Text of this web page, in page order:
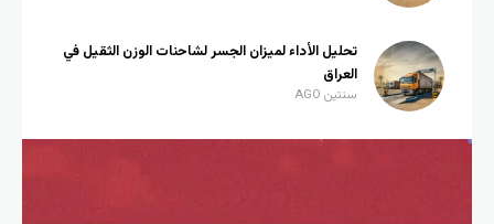
تحليل الأداء لميزان الجسر لشاحنات الوزن الثقيل في
العراق
سنتين AGO